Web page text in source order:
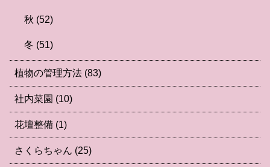
秋 (52)
冬 (51)
植物の管理方法 (83)
社内菜園 (10)
花壇整備 (1)
さくらちゃん (25)